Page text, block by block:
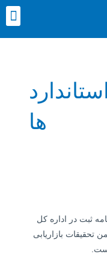
ها
ثبت در اداره کل
تحقیقات بازاریابی